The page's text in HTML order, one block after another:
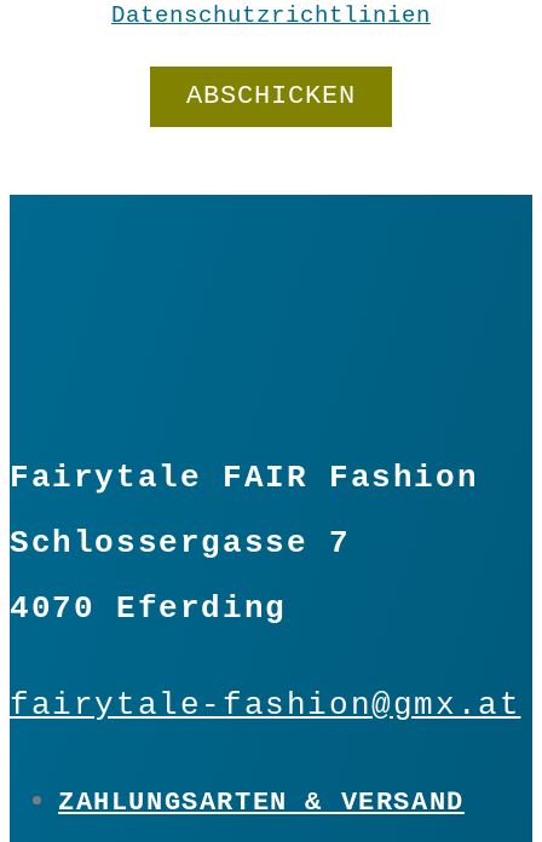
Menge
Datenschutzrichtlinien
Fairytale FAIR Fashion
Schlossergasse 7
4070 Eferding
fairytale-fashion@gmx.at
ZAHLUNGSARTEN & VERSAND